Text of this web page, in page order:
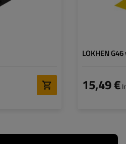
LOKHEN
15,49 €